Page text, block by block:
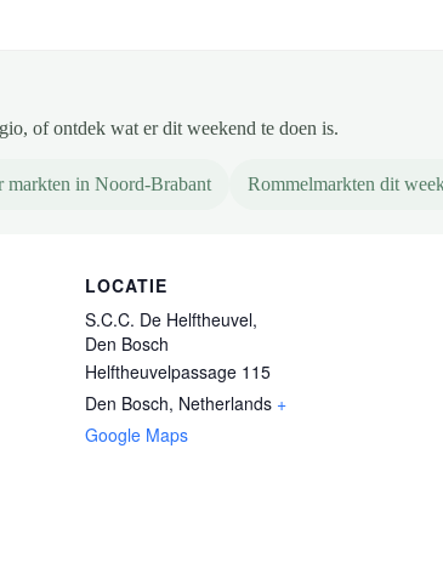
of ontdek wat er dit weekend te doen is.
markten in Noord-Brabant Rommelmarkten dit
LOCATIE
S.C.C. De Helftheuvel,
Den Bosch
Helftheuvelpassage 115
Den Bosch, Netherlands +
Google Maps